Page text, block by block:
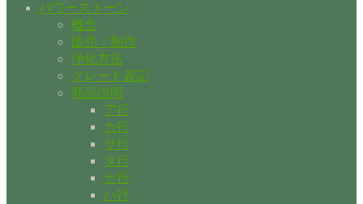
パワーストーン
概念
販売・制作
浄化方法
グレード表記
商品説明
ア行
カ行
サ行
タ行
ナ行
ハ行